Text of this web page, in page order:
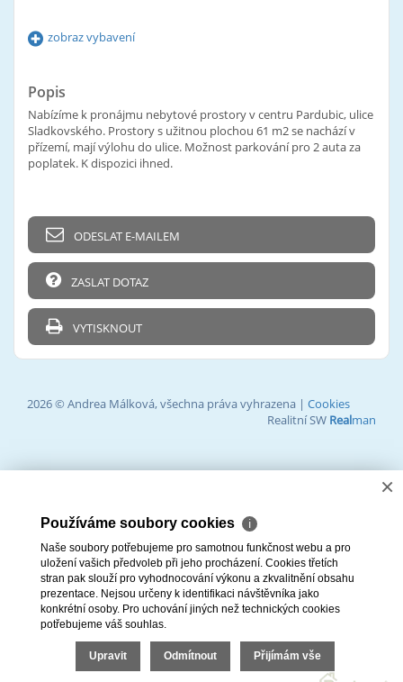
zobraz vybavení
Popis
Nabízíme k pronájmu nebytové prostory v centru Pardubic, ulice
Sladkovského. Prostory s užitnou plochou 61 m2 se nachází v
přízemí, mají výlohu do ulice. Možnost parkování pro 2 auta za
poplatek. K dispozici ihned.
ODESLAT E-MAILEM
ZASLAT DOTAZ
VYTISKNOUT
2026 © Andrea Málková, všechna práva vyhrazena | Cookies
Realitní SW Realman
×
Používáme soubory cookies ℹ
Naše soubory potřebujeme pro samotnou funkčnost webu a pro
uložení vašich předvoleb při jeho procházení. Cookies třetích
stran pak slouží pro vyhodnocování výkonu a zkvalitnění obsahu
prezentace. Nejsou určeny k identifikaci návštěvníka jako
konkrétní osoby. Pro uchování jiných než technických cookies
potřebujeme váš souhlas.
Upravit Odmítnout Přijímám vše